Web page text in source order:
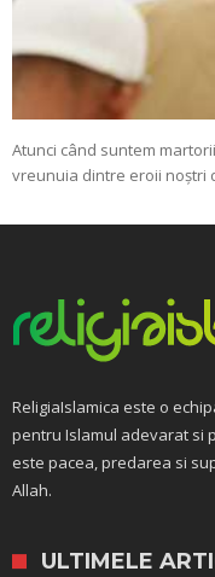
Atunci când suntem
vreunuia dintre eroii noștri
ReligiaIslamica este o
pentru Islamul adevarat si
este pacea, predarea si
Allah.
ULTIMELE